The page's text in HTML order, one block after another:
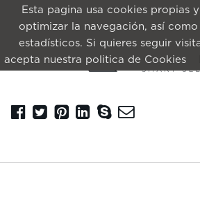
Esta pagina usa cookies propias
optimizar la navegación, así
estadísticos. Si quieres seguir
acepta nuestra politica de Cookies